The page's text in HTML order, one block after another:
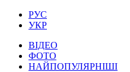
РУС
УКР
ВІДЕО
ФОТО
НАЙПОПУЛЯРНІШІ